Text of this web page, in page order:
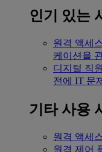
인기 있는
원격 액세
케이션을
디지털 직
전에 IT 문
기타 사용
원격 액세
원격 제어